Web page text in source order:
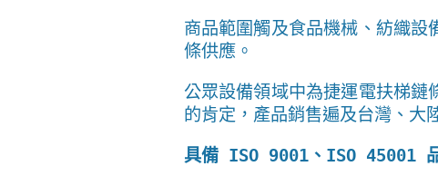
商品範圍觸及食品機械、紡織
條供應。
公眾設備領域中為捷運電扶梯
的肯定，產品銷售遍及台灣、大
具備 ISO 9001、ISO 45001